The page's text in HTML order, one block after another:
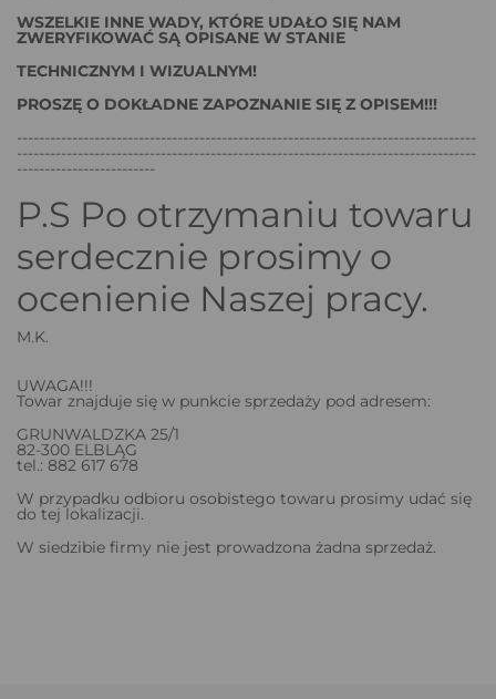
WSZELKIE INNE WADY, KTÓRE UDAŁO SIĘ NAM
ZWERYFIKOWAĆ SĄ OPISANE W STANIE
TECHNICZNYM I WIZUALNYM!
PROSZĘ O DOKŁADNE ZAPOZNANIE SIĘ Z OPISEM!!!
-----------------------------------------------------------------------------------
-----------------------------------------------------------------------------------
-------------------------
P.S Po otrzymaniu towaru
serdecznie prosimy o
ocenienie Naszej pracy.
M.K.
UWAGA!!!
Towar znajduje się w punkcie sprzedaży pod adresem:
GRUNWALDZKA 25/1
82-300 ELBLĄG
tel.: 882 617 678
W przypadku odbioru osobistego towaru prosimy udać się
do tej lokalizacji.
W siedzibie firmy nie jest prowadzona żadna sprzedaż.